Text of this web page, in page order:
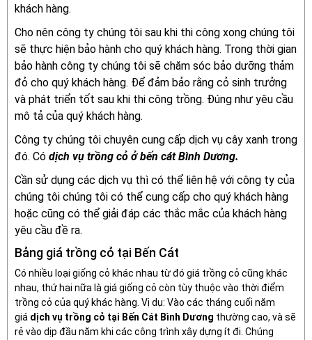
khách hàng.
Cho nên công ty chúng tôi sau khi thi công xong chúng tôi
sẽ thực hiện bảo hành cho quý khách hàng. Trong thời gian
bảo hành công ty chúng tôi sẽ chăm sóc bảo dưỡng thảm
đỏ cho quý khách hàng. Để đảm bảo rằng cỏ sinh trưởng
và phát triển tốt sau khi thi công trồng. Đúng như yêu cầu
mô tả của quý khách hàng.
Công ty chúng tôi chuyên cung cấp dịch vụ cây xanh trong
đó. Có dịch vụ trồng cỏ ở bến cát Bình Dương.
Cần sử dụng các dịch vụ thì có thể liên hệ với công ty của
chúng tôi chúng tôi có thể cung cấp cho quý khách hàng
hoặc cũng có thể giải đáp các thắc mắc của khách hàng
yêu cầu đề ra.
Bảng giá trồng cỏ tại Bến Cát
Có nhiều loại giống cỏ khác nhau từ đó giá trồng cỏ cũng khác
nhau, thứ hai nữa là giá giống cỏ còn tùy thuộc vào thời điểm
trồng cỏ của quý khác hàng. Vị dụ: Vào các tháng cuối năm
giá dịch vụ trồng cỏ tại Bến Cát Bình Dương thường cao, và sẽ
rẻ vào dịp đầu năm khi các công trình xây dựng ít đi. Chúng